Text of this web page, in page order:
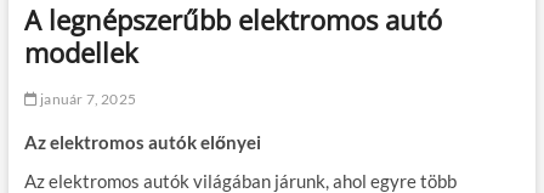
A legnépszerűbb elektromos autó
modellek
január 7, 2025
Az elektromos autók előnyei
Az elektromos autók világában járunk, ahol egyre több